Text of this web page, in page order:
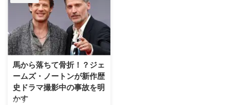
馬から落ちて骨折！？ジェ
ームズ・ノートンが新作歴
史ドラマ撮影中の事故を明
かす